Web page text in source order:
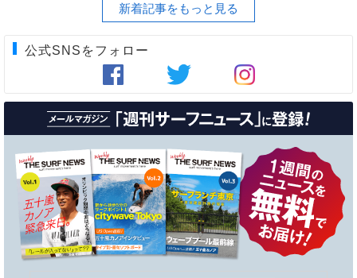
新着記事をもっと見る
公式SNSをフォロー